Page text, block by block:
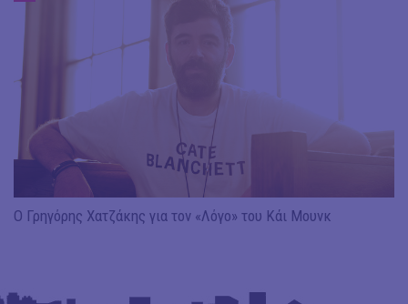
Ο Γρηγόρης Χατζάκης για τον «Λόγο» του Κάι Μουνκ